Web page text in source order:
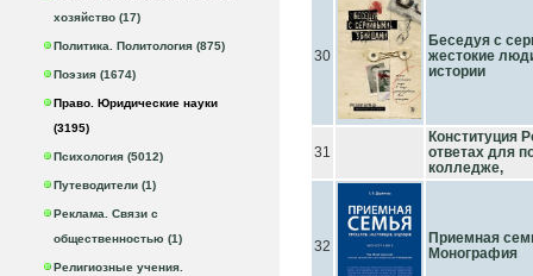
хозяйство (17)
Политика. Политология (875)
Поэзия (1674)
Право. Юридические науки
(3195)
Психология (5012)
Путеводители (1)
Реклама. Связи с
общественностью (1)
Религиозные учения.
30
Беседуя с
жестокие
истории
31
Конституция
ответах для
колледже,
32
Приемная
Монография